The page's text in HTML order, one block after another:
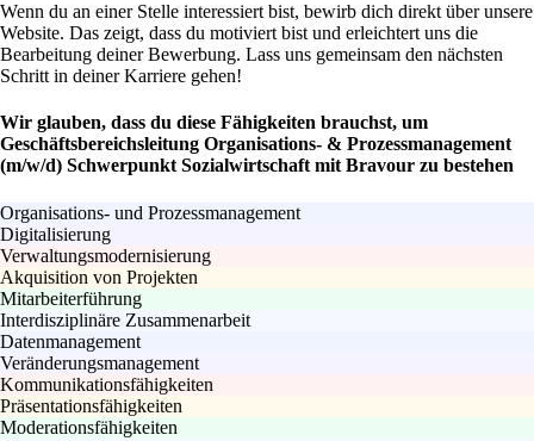
Wenn du an einer Stelle interessiert bist, bewirb dich direkt über unsere
Website. Das zeigt, dass du motiviert bist und erleichtert uns die
Bearbeitung deiner Bewerbung. Lass uns gemeinsam den nächsten
Schritt in deiner Karriere gehen!
Wir glauben, dass du diese Fähigkeiten brauchst, um
Geschäftsbereichsleitung Organisations- & Prozessmanagement
(m/w/d) Schwerpunkt Sozialwirtschaft mit Bravour zu bestehen
Organisations- und Prozessmanagement
Digitalisierung
Verwaltungsmodernisierung
Akquisition von Projekten
Mitarbeiterführung
Interdisziplinäre Zusammenarbeit
Datenmanagement
Veränderungsmanagement
Kommunikationsfähigkeiten
Präsentationsfähigkeiten
Moderationsfähigkeiten